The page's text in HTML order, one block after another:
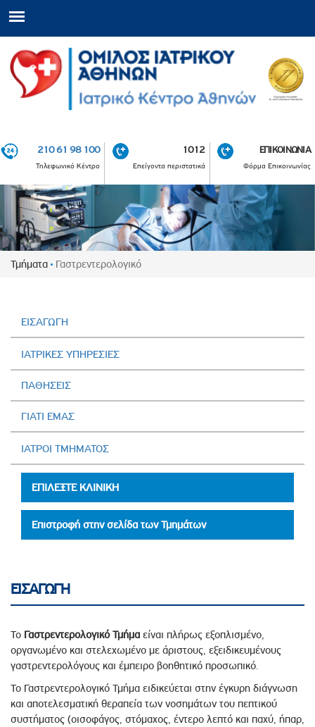
210 61 98 100
Τηλεφωνικό Κέντρο
1012
Επείγοντα περιστατικά
ΕΠΙΚΟΙΝΩΝΙΑ
Φόρμα Επικοινωνίας
Τμήματα Γαστρεντερολογικό
ΕΙΣΑΓΩΓΗ
ΙΑΤΡΙΚΕΣ ΥΠΗΡΕΣΙΕΣ
ΠΑΘΗΣΕΙΣ
ΓΙΑΤΙ ΕΜΑΣ
ΙΑΤΡΟΙ ΤΜΗΜΑΤΟΣ
ΕΠΙΛΕΞΤΕ ΚΛΙΝΙΚΗ
Επιστροφή στην σελίδα των Τμημάτων
ΕΙΣΑΓΩΓΗ
Το Γαστρεντερολογικό Τμήμα είναι πλήρως εξοπλισμένο,
οργανωμένο και στελεχωμένο με άριστους, εξειδικευμένους
γαστρεντερολόγους και έμπειρο βοηθητικό προσωπικό.
Το Γαστρεντερολογικό Τμήμα ειδικεύεται στην έγκυρη διάγνωση
και αποτελεσματική θεραπεία των νοσημάτων του πεπτικού
συστήματος (οισοφάγος, στόμαχος, έντερο λεπτό και παχύ, ήπαρ,